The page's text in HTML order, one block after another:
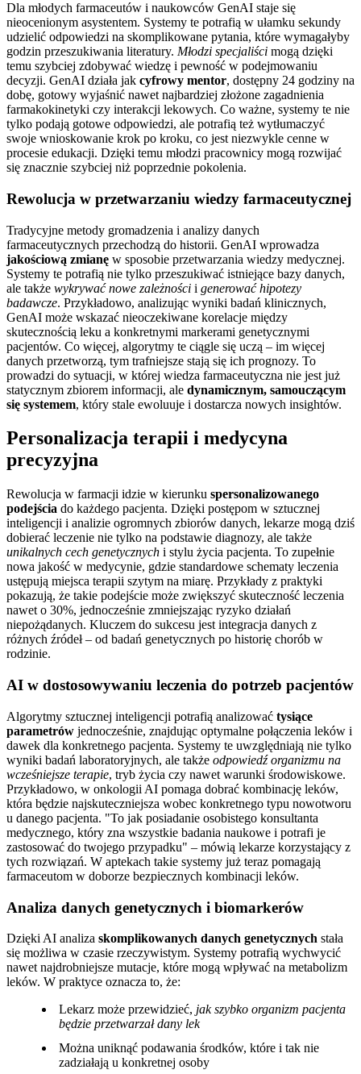
Dla młodych farmaceutów i naukowców GenAI staje się
nieocenionym asystentem. Systemy te potrafią w ułamku sekundy
udzielić odpowiedzi na skomplikowane pytania, które wymagałyby
godzin przeszukiwania literatury. Młodzi specjaliści mogą dzięki
temu szybciej zdobywać wiedzę i pewność w podejmowaniu
decyzji. GenAI działa jak cyfrowy mentor, dostępny 24 godziny na
dobę, gotowy wyjaśnić nawet najbardziej złożone zagadnienia
farmakokinetyki czy interakcji lekowych. Co ważne, systemy te nie
tylko podają gotowe odpowiedzi, ale potrafią też wytłumaczyć
swoje wnioskowanie krok po kroku, co jest niezwykle cenne w
procesie edukacji. Dzięki temu młodzi pracownicy mogą rozwijać
się znacznie szybciej niż poprzednie pokolenia.
Rewolucja w przetwarzaniu wiedzy farmaceutycznej
Tradycyjne metody gromadzenia i analizy danych
farmaceutycznych przechodzą do historii. GenAI wprowadza
jakościową zmianę w sposobie przetwarzania wiedzy medycznej.
Systemy te potrafią nie tylko przeszukiwać istniejące bazy danych,
ale także wykrywać nowe zależności i generować hipotezy
badawcze. Przykładowo, analizując wyniki badań klinicznych,
GenAI może wskazać nieoczekiwane korelacje między
skutecznością leku a konkretnymi markerami genetycznymi
pacjentów. Co więcej, algorytmy te ciągle się uczą – im więcej
danych przetworzą, tym trafniejsze stają się ich prognozy. To
prowadzi do sytuacji, w której wiedza farmaceutyczna nie jest już
statycznym zbiorem informacji, ale dynamicznym, samouczącym
się systemem, który stale ewoluuje i dostarcza nowych insightów.
Personalizacja terapii i medycyna
precyzyjna
Rewolucja w farmacji idzie w kierunku spersonalizowanego
podejścia do każdego pacjenta. Dzięki postępom w sztucznej
inteligencji i analizie ogromnych zbiorów danych, lekarze mogą dziś
dobierać leczenie nie tylko na podstawie diagnozy, ale także
unikalnych cech genetycznych i stylu życia pacjenta. To zupełnie
nowa jakość w medycynie, gdzie standardowe schematy leczenia
ustępują miejsca terapii szytym na miarę. Przykłady z praktyki
pokazują, że takie podejście może zwiększyć skuteczność leczenia
nawet o 30%, jednocześnie zmniejszając ryzyko działań
niepożądanych. Kluczem do sukcesu jest integracja danych z
różnych źródeł – od badań genetycznych po historię chorób w
rodzinie.
AI w dostosowywaniu leczenia do potrzeb pacjentów
Algorytmy sztucznej inteligencji potrafią analizować tysiące
parametrów jednocześnie, znajdując optymalne połączenia leków i
dawek dla konkretnego pacjenta. Systemy te uwzględniają nie tylko
wyniki badań laboratoryjnych, ale także odpowiedź organizmu na
wcześniejsze terapie, tryb życia czy nawet warunki środowiskowe.
Przykładowo, w onkologii AI pomaga dobrać kombinację leków,
która będzie najskuteczniejsza wobec konkretnego typu nowotworu
u danego pacjenta.
To jak posiadanie osobistego konsultanta
medycznego, który zna wszystkie badania naukowe i potrafi je
zastosować do twojego przypadku
– mówią lekarze korzystający z
tych rozwiązań. W aptekach takie systemy już teraz pomagają
farmaceutom w doborze bezpiecznych kombinacji leków.
Analiza danych genetycznych i biomarkerów
Dzięki AI analiza skomplikowanych danych genetycznych stała
się możliwa w czasie rzeczywistym. Systemy potrafią wychwycić
nawet najdrobniejsze mutacje, które mogą wpływać na metabolizm
leków. W praktyce oznacza to, że:
Lekarz może przewidzieć, jak szybko organizm pacjenta
będzie przetwarzał dany lek
Można uniknąć podawania środków, które i tak nie
zadziałają u konkretnej osoby